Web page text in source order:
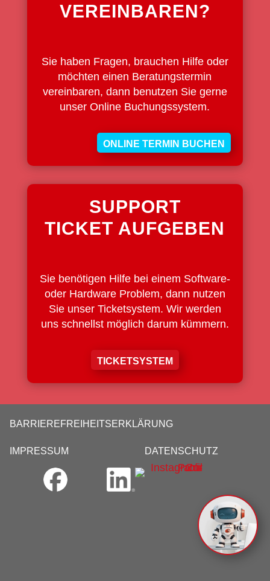
VEREINBAREN?
Sie haben Fragen, brauchen Hilfe oder
möchten einen Beratungstermin
vereinbaren, dann benutzen Sie gerne
unser Online Buchungssystem.
ONLINE TERMIN BUCHEN
SUPPORT
TICKET AUFGEBEN
Sie benötigen Hilfe bei einem Software-
oder Hardware Problem, dann nutzen
Sie unser Ticketsystem. Wir werden
uns schnellst möglich darum kümmern.
TICKETSYSTEM
BARRIEREFREIHEITSERKLÄRUNG
IMPRESSUM DATENSCHUTZ